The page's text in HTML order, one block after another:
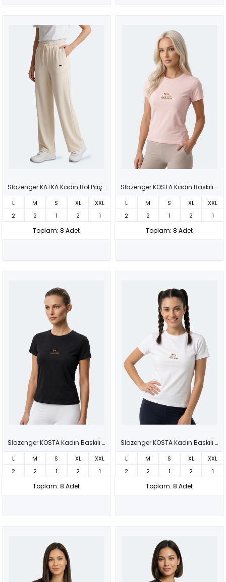
Slazenger KATKA Kadın Bol Paça Ekru Eşofman Altı
L M S XL
XXL
2
2 1 2 1
Toplam: 8 Adet
Slazenger KOSTA Kadın Baskılı Açık Pembe Tişört
L M S XL
XXL
2
2 1 2 1
Toplam: 8 Adet
Slazenger KOSTA Kadın Baskılı Siyah Tişört
L M S XL
XXL
2
2 1 2 1
Toplam: 8 Adet
Slazenger KOSTA Kadın Baskılı Ekru Tişört
L M S XL
XXL
2
2 1 2 1
Toplam: 8 Adet